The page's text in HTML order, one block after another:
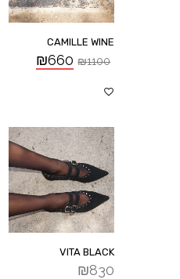
CAMILLE WINE
₪1100
₪660
VITA BLACK
₪830